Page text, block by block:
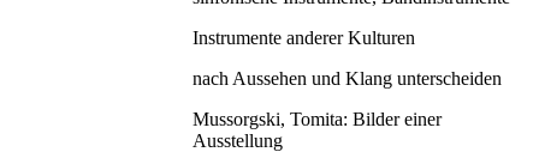
Instrumente anderer Kulturen
nach Aussehen und Klang unterscheiden
Mussorgski, Tomita: Bilder einer
Ausstellung